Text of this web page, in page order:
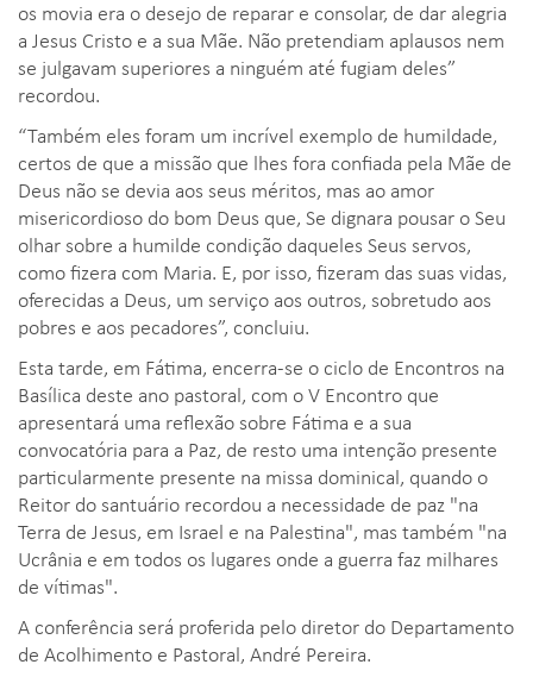
os movia era o desejo de reparar e consolar, de dar alegria
a Jesus Cristo e a sua Mãe. Não pretendiam aplausos nem
se julgavam superiores a ninguém até fugiam deles”
recordou.
“Também eles foram um incrível exemplo de humildade,
certos de que a missão que lhes fora confiada pela Mãe de
Deus não se devia aos seus méritos, mas ao amor
misericordioso do bom Deus que, Se dignara pousar o Seu
olhar sobre a humilde condição daqueles Seus servos,
como fizera com Maria. E, por isso, fizeram das suas vidas,
oferecidas a Deus, um serviço aos outros, sobretudo aos
pobres e aos pecadores”, concluiu.
Esta tarde, em Fátima, encerra-se o ciclo de Encontros na
Basílica deste ano pastoral, com o V Encontro que
apresentará uma reflexão sobre Fátima e a sua
convocatória para a Paz, de resto uma intenção presente
particularmente presente na missa dominical, quando o
Reitor do santuário recordou a necessidade de paz "na
Terra de Jesus, em Israel e na Palestina", mas também "na
Ucrânia e em todos os lugares onde a guerra faz milhares
de vítimas".
A conferência será proferida pelo diretor do Departamento
de Acolhimento e Pastoral, André Pereira.